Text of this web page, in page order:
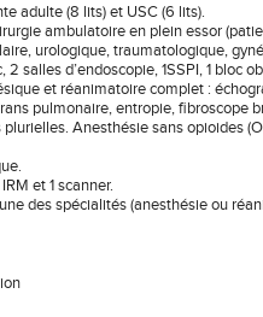
adulte (8 lits) et USC (6 lits).
ambulatoire en plein essor
urologique, traumatologique,
salles d’endoscopie, 1SSPI, 1 bloc
et réanimatoire complet :
pulmonaire, entropie, fibroscope
Anesthésie sans opioides
et 1 scanner.
des spécialités (anesthésie ou